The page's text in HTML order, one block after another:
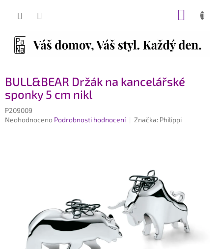
BULL&BEAR Držák na kancelářské
sponky 5 cm nikl
P209009
Průměrné
Neohodnoceno Podrobnosti hodnocení Značka: Philippi